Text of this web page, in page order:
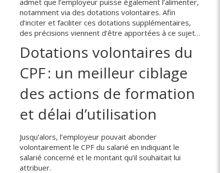
notamment via des dotations volontaires. Afin
d’inciter et faciliter ces dotations supplémentaires,
des précisions viennent d’être apportées à ce sujet…
Dotations volontaires du
CPF : un meilleur ciblage
des actions de formation
et délai d’utilisation
Jusqu’alors, l’employeur pouvait abonder
volontairement le CPF du salarié en indiquant le
salarié concerné et le montant qu’il souhaitait lui
attribuer.